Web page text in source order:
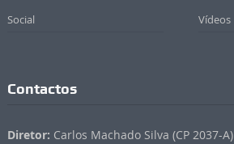
Social Vídeos
Contactos
Diretor: Carlos Machado Silva (CP 2037-A)